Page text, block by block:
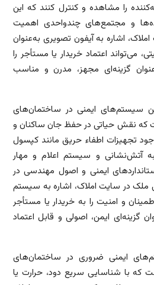
را مشاهده و کنترل کنند که این
و مجتمع‌های چندواحدی اهمیت
اشاره به آیفون تصویری به‌عنوان
می‌تواند اعتماد خریدار یا مستأجر را
گزینه‌ای مجهز، مدرن و مناسب
سیستم‌های ایمنی در ساختمان‌های
که نقش حیاتی در حفظ جان ساکنان و
تجهیزات اطفاء حریق مانند کپسول
آتش‌نشانی و سیستم اعلام و مهار
ایمنی و اصول مهندسی در
در سایت املاک، اشاره به سیستم
و امنیت را به خریدار یا مستأجر
گزینه‌ای ایمن، اصولی و قابل اعتماد
ایمنی ضروری در ساختمان‌های
که با شناسایی سریع دود، حرارت یا